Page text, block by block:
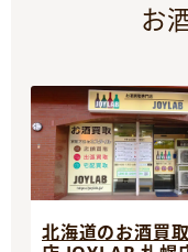
お
北海道のお酒買